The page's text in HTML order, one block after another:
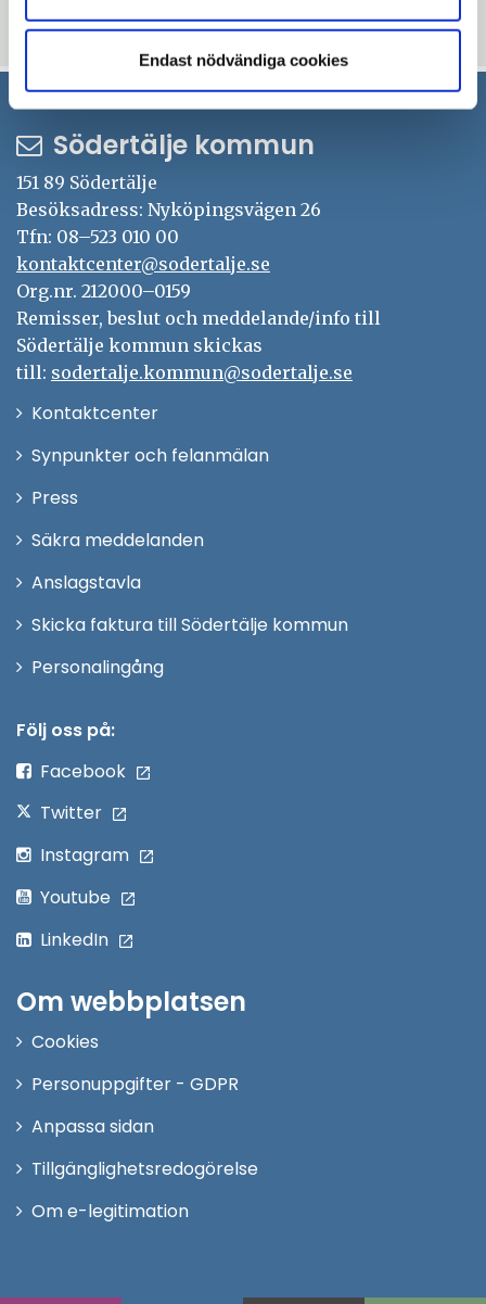
Endast nödvändiga cookies
Uppdaterad: 2019-09-25
Södertälje kommun
151 89 Södertälje
Besöksadress: Nyköpingsvägen 26
Tfn: 08–523 010 00
kontaktcenter@sodertalje.se
Org.nr. 212000–0159
Remisser, beslut och meddelande/info till
Södertälje kommun skickas
till: sodertalje.kommun@sodertalje.se
KontaktcenterÖppna
Synpunkter och felanmälan
Press
fönster
Säkra meddelanden
Anslagstavla
Skicka faktura till Södertälje kommun
PersonalingångÖppna
Följ oss på:
Facebook
Twitter
Instagram
Youtube
LinkedIn
Om webbplatsen
Cookies
Personuppgifter - GDPR
Anpassa sidan
Tillgänglighetsredogörelse
Om e-legitimation